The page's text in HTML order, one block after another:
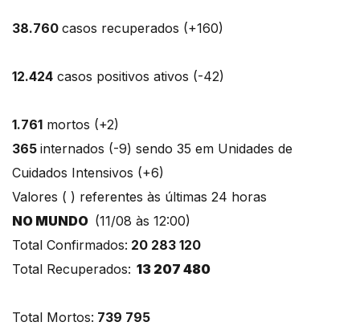
38.760 casos recuperados (+160)
12.424 casos positivos ativos (-42)
1.761 mortos (+2)
365 internados (-9) sendo 35 em Unidades de
Cuidados Intensivos (+6)
Valores ( ) referentes às últimas 24 horas
NO MUNDO (11/08 às 12:00)
Total Confirmados: 20 283 120
Total Recuperados: 13 207 480
Total Mortos: 739 795